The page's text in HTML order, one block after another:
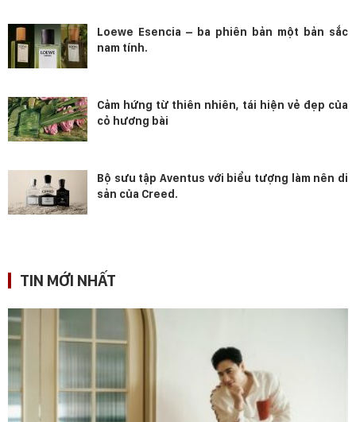
Loewe Esencia – ba phiên bản một bản sắc
nam tính.
Cảm hứng từ thiên nhiên, tái hiện vẻ đẹp của
cỏ hương bài
Bộ sưu tập Aventus với biểu tượng làm nên di
sản của Creed.
TIN MỚI NHẤT